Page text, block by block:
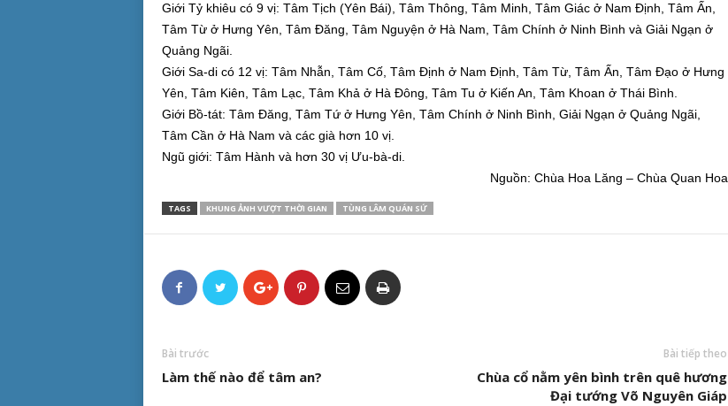
Giới Tỷ khiêu có 9 vị: Tâm Tịch (Yên Bái), Tâm Thông, Tâm Minh, Tâm Giác ở Nam Định, Tâm Ấn,
Tâm Từ ở Hưng Yên, Tâm Đăng, Tâm Nguyện ở Hà Nam, Tâm Chính ở Ninh Bình và Giải Ngạn ở
Quảng Ngãi.
Giới Sa-di có 12 vị: Tâm Nhẫn, Tâm Cố, Tâm Định ở Nam Định, Tâm Từ, Tâm Ấn, Tâm Đạo ở Hưng
Yên, Tâm Kiên, Tâm Lạc, Tâm Khả ở Hà Đông, Tâm Tu ở Kiến An, Tâm Khoan ở Thái Bình.
Giới Bồ-tát: Tâm Đăng, Tâm Tứ ở Hưng Yên, Tâm Chính ở Ninh Bình, Giải Ngạn ở Quảng Ngãi,
Tâm Cần ở Hà Nam và các già hơn 10 vị.
Ngũ giới: Tâm Hành và hơn 30 vị Ưu-bà-di.
Nguồn: Chùa Hoa Lăng – Chùa Quan Hoa
TAGS KHUNG ẢNH VƯỢT THỜI GIAN TÙNG LÂM QUÁN SỨ
Bài trước
Làm thế nào để tâm an?
Bài tiếp theo
Chùa cổ nằm yên bình trên quê hương
Đại tướng Võ Nguyên Giáp